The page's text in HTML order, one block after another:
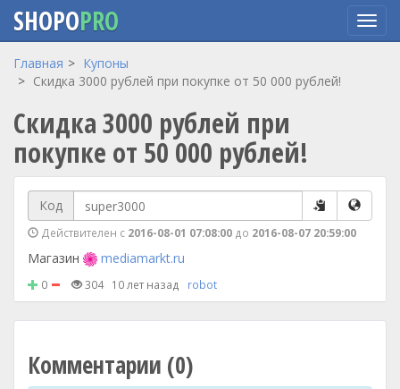
Перейти
содержанию
SHOPOPRO
Главная
Купоны
Скидка 3000 рублей при покупке от 50 000 рублей!
Скидка 3000 рублей при
покупке от 50 000 рублей!
Код
Действителен с 2016-08-01 07:08:00 до 2016-08-07 20:59:00
Магазин mediamarkt.ru
0 304 10 лет назад robot
Комментарии (0)